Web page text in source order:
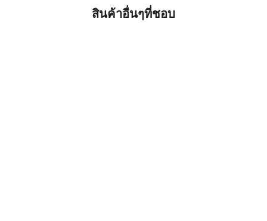
สินค้าอื่นๆที่ชอบ